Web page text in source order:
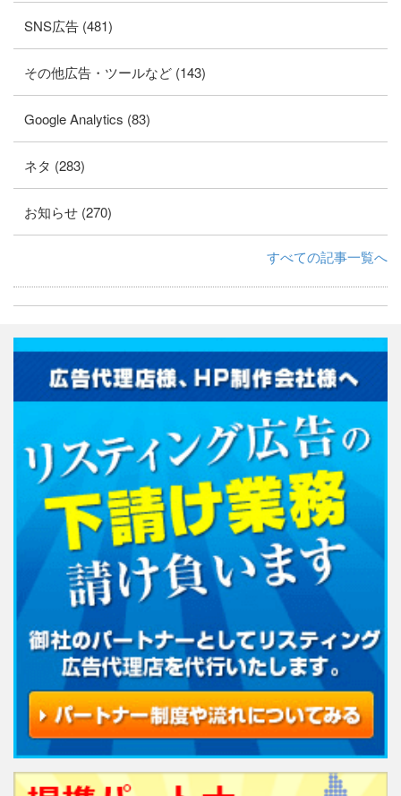
SNS広告 (481)
その他広告・ツールなど (143)
Google Analytics (83)
ネタ (283)
お知らせ (270)
すべての記事一覧へ